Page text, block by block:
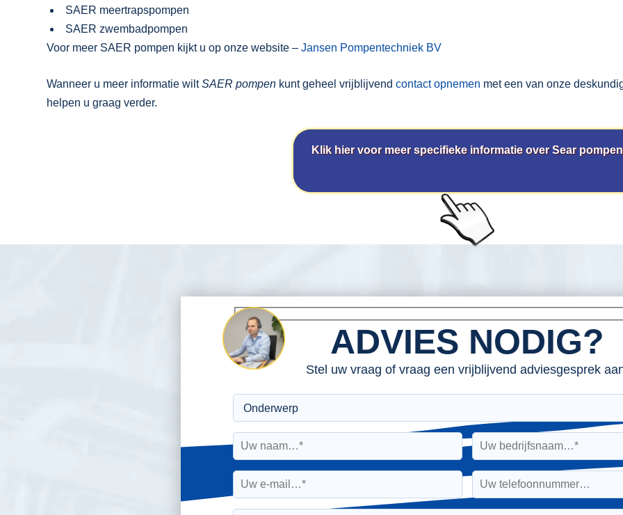
SAER meertrapspompen
SAER zwembadpompen
Voor meer SAER pompen kijkt u op onze website – Jansen Pompentechniek BV
Wanneer u meer informatie wiltSAER pompen kunt geheel vrijblijvend contact opnemen met een van onze
helpen u graag verder.
Klik hier voor meer specifieke informatie over Sear pompen
ADVIES NODIG?
Stel uw vraag of vraag een vrijblijvend adviesgesprek